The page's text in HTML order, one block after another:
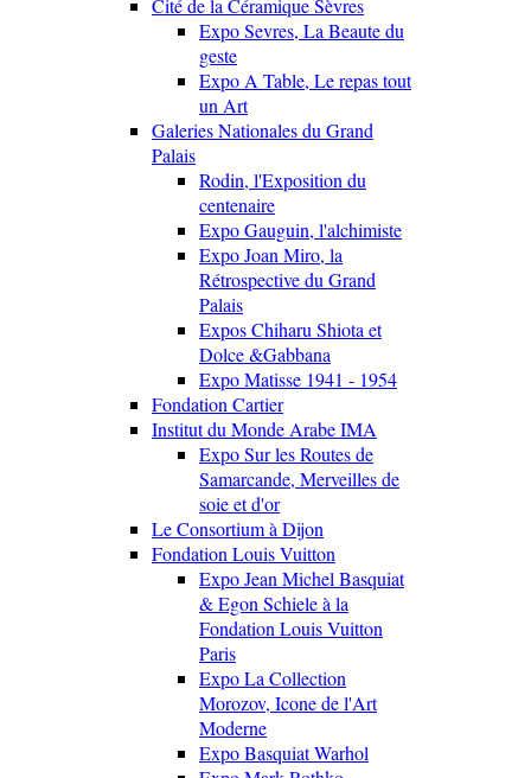
Cité de la Céramique Sèvres
Expo Sevres, La Beaute du
geste
Expo A Table, Le repas tout
un Art
Galeries Nationales du Grand
Palais
Rodin, l'Exposition du
centenaire
Expo Gauguin, l'alchimiste
Expo Joan Miro, la
Rétrospective du Grand
Palais
Expos Chiharu Shiota et
Dolce &Gabbana
Expo Matisse 1941 - 1954
Fondation Cartier
Institut du Monde Arabe IMA
Expo Sur les Routes de
Samarcande, Merveilles de
soie et d'or
Le Consortium à Dijon
Fondation Louis Vuitton
Expo Jean Michel Basquiat
& Egon Schiele à la
Fondation Louis Vuitton
Paris
Expo La Collection
Morozov, Icone de l'Art
Moderne
Expo Basquiat Warhol